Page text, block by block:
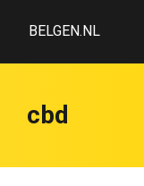
BELGEN.NL
cbd